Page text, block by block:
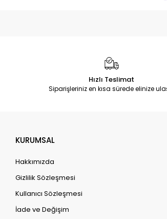
Hızlı Teslimat
Siparişleriniz en kısa sürede elinize
KURUMSAL
Hakkımızda
Gizlilik Sözleşmesi
Kullanıcı Sözleşmesi
İade ve Değişim